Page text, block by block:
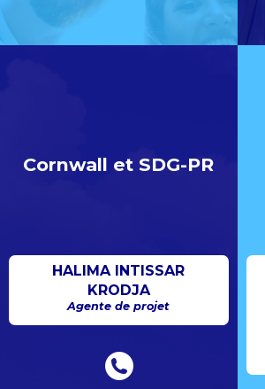
Cornwall et SDG-PR
HALIMA INTISSAR
KRODJA
Agente de projet